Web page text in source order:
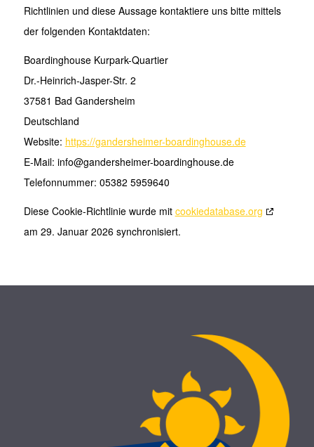
Richtlinien und diese Aussage kontaktiere uns bitte mittels
der folgenden Kontaktdaten:
Boardinghouse Kurpark-Quartier
Dr.-Heinrich-Jasper-Str. 2
37581 Bad Gandersheim
Deutschland
Website: https://gandersheimer-boardinghouse.de
E-Mail: info@gandersheimer-boardinghouse.de
Telefonnummer: 05382 5959640
Diese Cookie-Richtlinie wurde mit cookiedatabase.org
am 29. Januar 2026 synchronisiert.